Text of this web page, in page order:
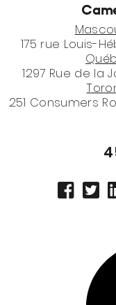
175 rue Louis-
1297 Rue de la
251 Consumers